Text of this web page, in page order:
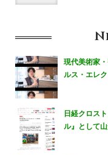
現代美術家
ルス・エレ
日経クロス
ル』として